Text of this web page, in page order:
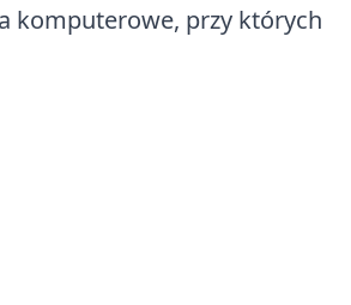
komputerowe, przy których